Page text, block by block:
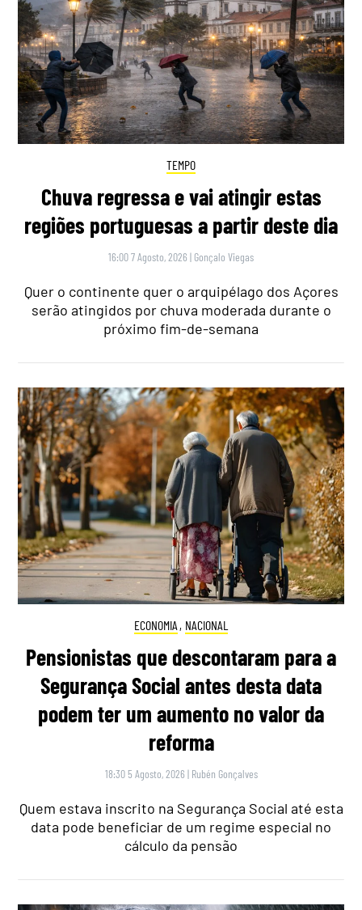
TEMPO
Chuva regressa e vai atingir estas
regiões portuguesas a partir deste dia
16:00 7 Agosto, 2026 | Gonçalo Viegas
Quer o continente quer o arquipélago dos Açores
serão atingidos por chuva moderada durante o
próximo fim-de-semana
ECONOMIA , NACIONAL
Pensionistas que descontaram para a
Segurança Social antes desta data
podem ter um aumento no valor da
reforma
18:30 5 Agosto, 2026 | Rubén Gonçalves
Quem estava inscrito na Segurança Social até esta
data pode beneficiar de um regime especial no
cálculo da pensão